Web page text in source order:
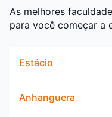
As melhores
para você começar a
Estácio
Anhanguera